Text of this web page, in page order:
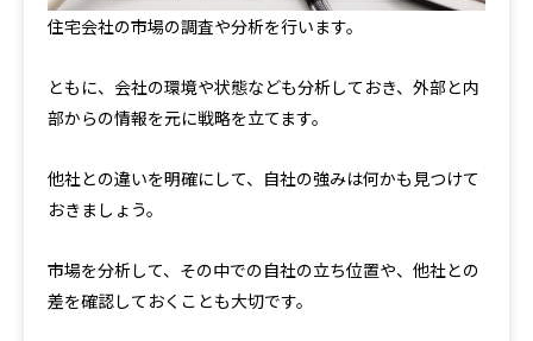
住宅会社の市場の調査や分析を行います。
ともに、会社の環境や状態なども分析しておき、外部と内
部からの情報を元に戦略を立てます。
他社との違いを明確にして、自社の強みは何かも見つけて
おきましょう。
市場を分析して、その中での自社の立ち位置や、他社との
差を確認しておくことも大切です。